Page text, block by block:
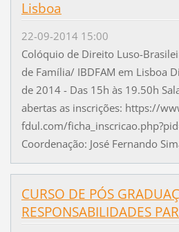
Lisboa
22-09-2014 15:00
Colóquio de Direito Luso-
de Família/ IBDFAM em Lisboa
de 2014 - Das 15h às 19.50h
abertas as inscrições: https://
fdul.com/
Coordenação: José Fernando
CURSO DE PÓS
RESPONSABILIDADES